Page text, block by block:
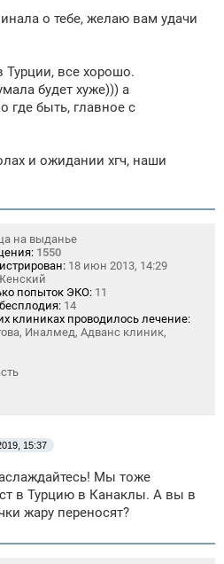
о тебе, желаю вам удачи
все хорошо.
будет хуже))) а
где быть, главное с
и ожидании хгч, наши
на выданье
1550
18 июн 2013, 14:29
попыток ЭКО: 11
14
клиниках проводилось лечение:
Иналмед, Адванс клиник,
15:37
Мы тоже
в Турцию в Канаклы. А вы в
жару переносят?